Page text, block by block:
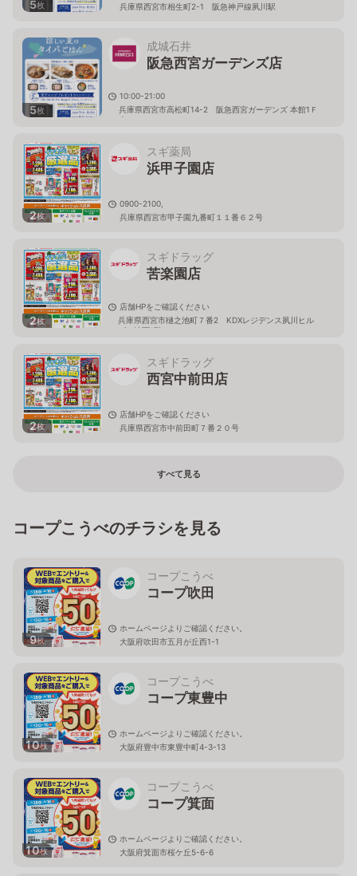
5枚
兵庫県西宮市相生町2-1 阪急神戸線夙川駅
5枚
成城石井
阪急西宮ガーデンズ店
10:00-21:00
兵庫県西宮市高松町14-2 阪急西宮ガーデンズ 本館1Ｆ
南モール
2枚
スギ薬局
浜甲子園店
0900-2100,
兵庫県西宮市甲子園九番町１１番６２号
2枚
スギドラッグ
苦楽園店
店舗HPをご確認ください
兵庫県西宮市樋之池町７番2 KDXレジデンス夙川ヒル
ズ 地下1階
2枚
スギドラッグ
西宮中前田店
店舗HPをご確認ください
兵庫県西宮市中前田町７番２０号
すべて見る
コープこうべのチラシを見る
9枚
コープこうべ
コープ吹田
ホームページよりご確認ください。
大阪府吹田市五月が丘西1-1
10枚
コープこうべ
コープ東豊中
ホームページよりご確認ください。
大阪府豊中市東豊中町4-3-13
10枚
コープこうべ
コープ箕面
ホームページよりご確認ください。
大阪府箕面市桜ケ丘5-6-6